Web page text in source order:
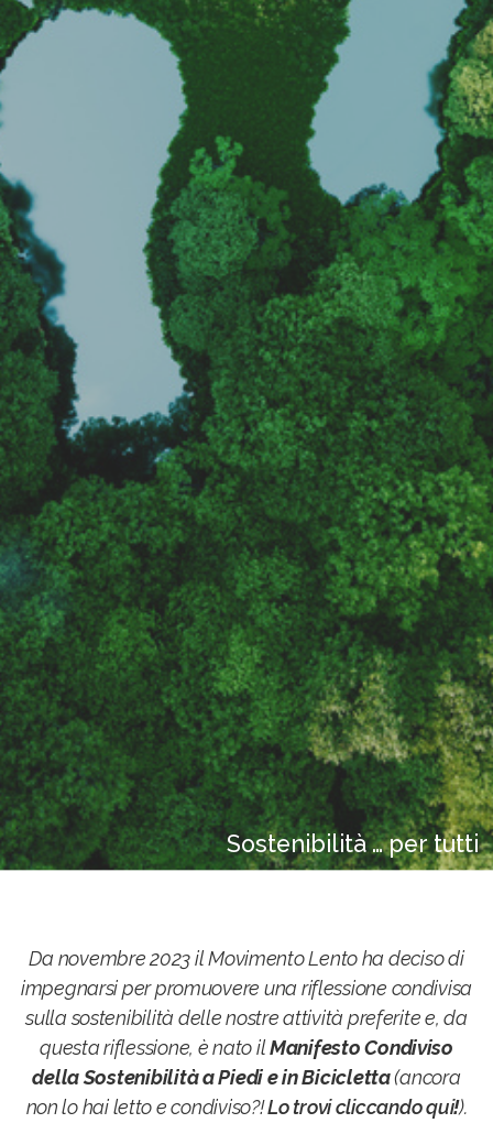
Sostenibilità … per tutti
Da novembre 2023 il Movimento Lento ha deciso di
impegnarsi per promuovere una riflessione condivisa
sulla sostenibilità delle nostre attività preferite e, da
questa riflessione, è nato ilManifesto Condiviso
della Sostenibilità a Piedi e in Bicicletta(ancora
non lo hai letto e condiviso?!Lo trovi cliccando qui!).